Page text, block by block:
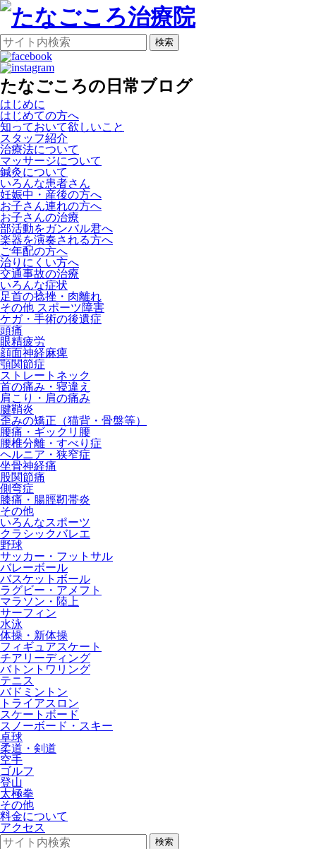
検索
たなごころの日常ブログ
はじめに
はじめての方へ
知っておいて欲しいこと
スタッフ紹介
治療法について
マッサージについて
鍼灸について
いろんな患者さん
妊娠中・産後の方へ
お子さん連れの方へ
お子さんの治療
部活動をガンバル君へ
楽器を演奏される方へ
ご年配の方へ
治りにくい方へ
交通事故の治療
いろんな症状
足首の捻挫・肉離れ
その他 スポーツ障害
ケガ・手術の後遺症
頭痛
眼精疲労
顔面神経麻痺
顎関節症
ストレートネック
首の痛み・寝違え
肩こり・肩の痛み
腱鞘炎
歪みの矯正（猫背・骨盤等）
腰痛・ギックリ腰
腰椎分離・すべり症
ヘルニア・狭窄症
坐骨神経痛
股関節痛
側弯症
膝痛・腸脛靭帯炎
その他
いろんなスポーツ
クラシックバレエ
野球
サッカー・フットサル
バレーボール
バスケットボール
ラグビー・アメフト
マラソン・陸上
サーフィン
水泳
体操・新体操
フィギュアスケート
チアリーディング
バトントワリング
テニス
バドミントン
トライアスロン
スケートボード
スノーボード・スキー
卓球
柔道・剣道
空手
ゴルフ
登山
太極拳
その他
料金について
アクセス
検索